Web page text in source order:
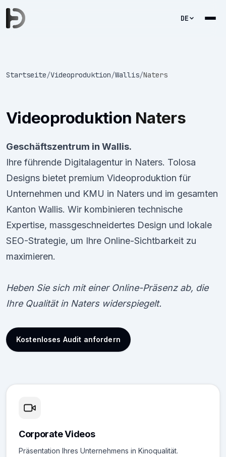
DE
Startseite/Videoproduktion/Wallis/Naters
Videoproduktion Naters
Geschäftszentrum in Wallis.
Ihre führende Digitalagentur in Naters. Tolosa
Designs bietet premium Videoproduktion für
Unternehmen und KMU in Naters und im gesamten
Kanton Wallis. Wir kombinieren technische
Expertise, massgeschneidertes Design und lokale
SEO-Strategie, um Ihre Online-Sichtbarkeit zu
maximieren.
Heben Sie sich mit einer Online-Präsenz ab, die
Ihre Qualität in Naters widerspiegelt.
Kostenloses Audit anfordern
Corporate Videos
Präsentation Ihres Unternehmens in Kinoqualität.